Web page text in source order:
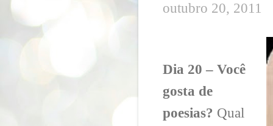
outubro 20, 2011
Dia 20 – Você
gosta de
poesias? Qual